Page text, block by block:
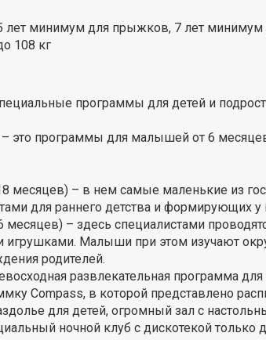
лет минимум для прыжков, 7 лет
108 кг
программы для детей и
это программы для малышей от 6
месяцев) – в нем самые маленькие из
для раннего детства и формирующих
месяцев) – здесь специалистами
игрушками. Малыши при этом изучают
родителей.
развлекательная программа
Compass, в которой представлено
для детей, огромный зал с
ночной клуб с дискотекой только